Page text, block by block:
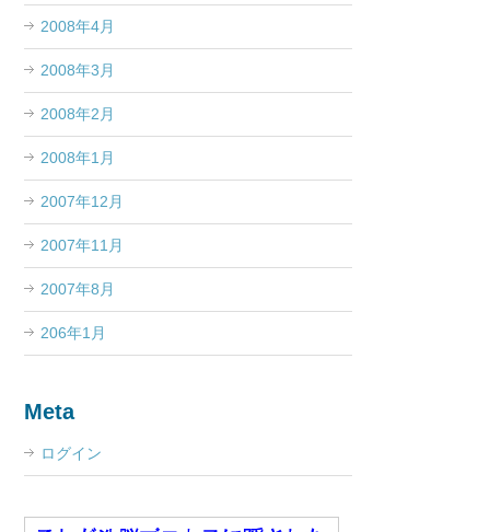
2008年4月
2008年3月
2008年2月
2008年1月
2007年12月
2007年11月
2007年8月
206年1月
Meta
ログイン